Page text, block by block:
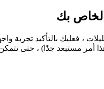
الويب الخاص بك مع
بك
، فعليك بالتأكيد
أمر مستبعد جدًا) ، حتى